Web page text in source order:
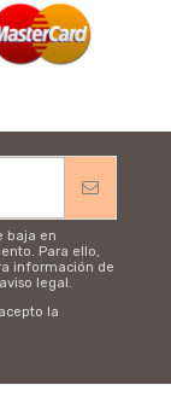
baja en
Para ello,
información de
legal.
la